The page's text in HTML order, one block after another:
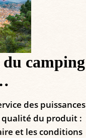
camping
des puissances
qualité du produit :
et les conditions